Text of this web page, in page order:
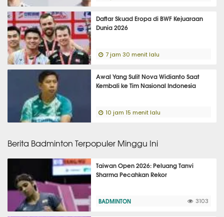
Daftar Skuad Eropa di BWF Kejuaraan
Dunia 2026
7 jam 30 menit lalu
Awal Yang Sulit Nova Widianto Saat
Kembali ke Tim Nasional Indonesia
10 jam 15 menit lalu
Berita Badminton Terpopuler Minggu Ini
Taiwan Open 2026: Peluang Tanvi
Sharma Pecahkan Rekor
BADMINTON 3103